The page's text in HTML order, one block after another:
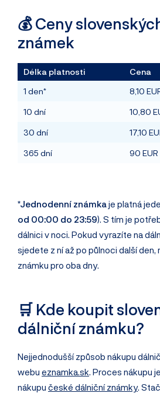
💰 Ceny
známek
Délka platnosti
Cena
1 den*
8,10
10 dní 10,80
30 dní 17,10
365 dní 90 EUR
*Jednodenní známkaje platná
od 00:00 do 23:59). S tím je
dálnici v noci. Pokud vyrazíte na
sjedete z ní až po půlnoci další
známku pro oba dny.
🛒 Kde koupit
dálniční známku?
Nejjednodušší způsob nákupu
webu eznamka.sk. Proces nákupu
nákupu české dálniční známky.